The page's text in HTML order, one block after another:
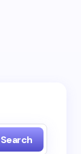
Search